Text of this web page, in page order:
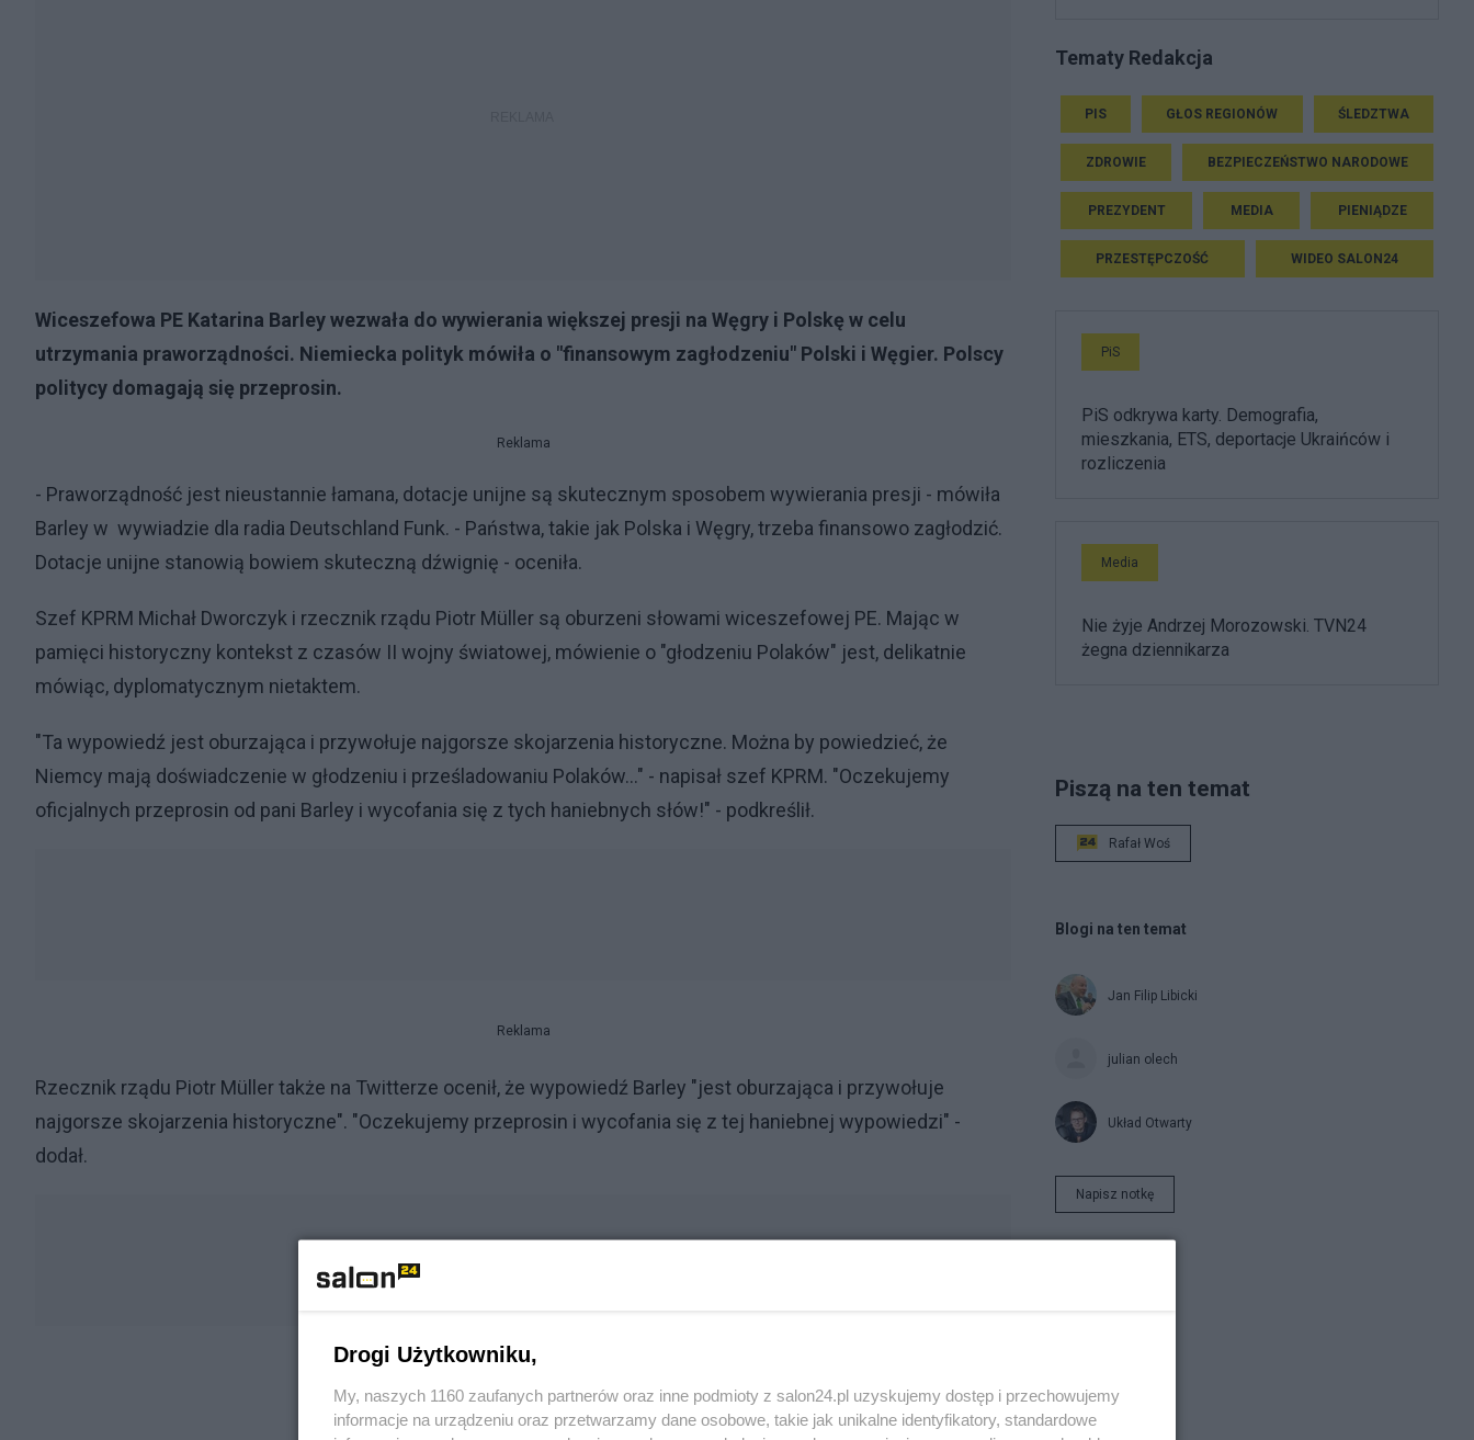
Wiceszefowa PE Katarina Barley wezwała do wywierania większej presji na Węgry i Polskę w celu
utrzymania praworządności. Niemiecka polityk mówiła o "finansowym zagłodzeniu" Polski i Węgier. Polscy
politycy domagają się przeprosin.
Reklama
- Praworządność jest nieustannie łamana, dotacje unijne są skutecznym sposobem wywierania presji - mówiła
Barley w wywiadzie dla radia Deutschland Funk. - Państwa, takie jak Polska i Węgry, trzeba finansowo zagłodzić.
Dotacje unijne stanowią bowiem skuteczną dźwignię - oceniła.
Szef KPRM Michał Dworczyk i rzecznik rządu Piotr Müller są oburzeni słowami wiceszefowej PE. Mając w
pamięci historyczny kontekst z czasów II wojny światowej, mówienie o "głodzeniu Polaków" jest, delikatnie
mówiąc, dyplomatycznym nietaktem.
"Ta wypowiedź jest oburzająca i przywołuje najgorsze skojarzenia historyczne. Można by powiedzieć, że
Niemcy mają doświadczenie w głodzeniu i prześladowaniu Polaków..." - napisał szef KPRM. "Oczekujemy
oficjalnych przeprosin od pani Barley i wycofania się z tych haniebnych słów!" - podkreślił.
Reklama
Rzecznik rządu Piotr Müller także na Twitterze ocenił, że wypowiedź Barley "jest oburzająca i przywołuje
najgorsze skojarzenia historyczne". "Oczekujemy przeprosin i wycofania się z tej haniebnej wypowiedzi" -
dodał.
Reklama
Tematy Redakcja
PIS GŁOS REGIONÓW ŚLEDZTWA
ZDROWIE BEZPIECZEŃSTWO NARODOWE
PREZYDENT MEDIA PIENIĄDZE
PRZESTĘPCZOŚĆ WIDEO SALON24
PiS
PiS odkrywa karty. Demografia,
mieszkania, ETS, deportacje Ukraińców i
rozliczenia
Media
Nie żyje Andrzej Morozowski. TVN24
żegna dziennikarza
Piszą na ten temat
Rafał Woś
Blogi na ten temat
Jan Filip Libicki
julian olech
Układ Otwarty
Napisz notkę
Drogi Użytkowniku,
My, naszych 1160 zaufanych partnerów oraz inne podmioty z salon24.pl uzyskujemy dostęp i przechowujemy
informacje na urządzeniu oraz przetwarzamy dane osobowe, takie jak unikalne identyfikatory, standardowe